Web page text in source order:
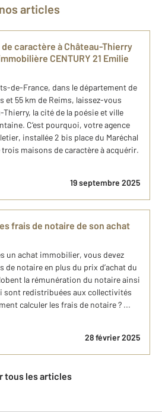
nos articles
de caractère à Château-Thierry
CENTURY 21 Emilie
de-France, dans le département de
et 55 km de Reims, laissez-vous
la cité de la poésie et ville
C’est pourquoi, votre agence
installée 2 bis place du Maréchal
maisons de caractère à acquérir.
19 septembre 2025
frais de notaire de son achat
un achat immobilier, vous devez
notaire en plus du prix d’achat du
la rémunération du notaire ainsi
sont redistribuées aux collectivités
calculer les frais de notaire ? ...
28 février 2025
tous les articles